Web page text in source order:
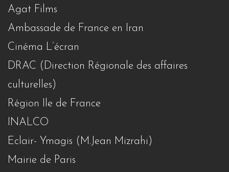
Agat Films
Ambassade de France en Iran
Cinéma L’écran
DRAC (Direction Régionale des affaires
culturelles)
Région Ile de France
INALCO
Eclair- Ymagis (M.Jean Mizrahi)
Mairie de Paris